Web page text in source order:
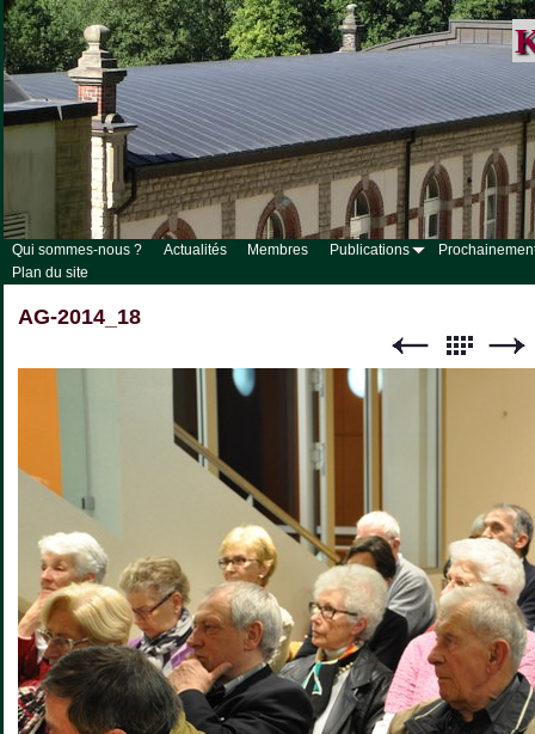
Qui sommes-nous ? Actualités Membres Publications
Plan du site
AG-2014_18